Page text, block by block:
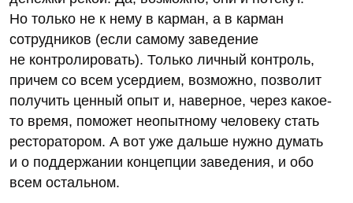
Но только не к нему в карман, а в карман
сотрудников (если самому заведение
не контролировать). Только личный контроль,
причем со всем усердием, возможно, позволит
получить ценный опыт и, наверное, через какое-
то время, поможет неопытному человеку стать
ресторатором. А вот уже дальше нужно думать
и о поддержании концепции заведения, и обо
всем остальном.